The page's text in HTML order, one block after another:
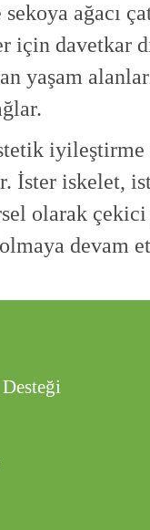
ağacı
davetkar
yaşam
İster iskelet,
olarak
devam